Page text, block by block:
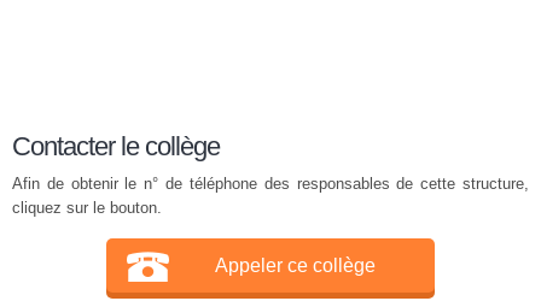
Contacter le collège
Afin de obtenir le n° de téléphone des responsables de cette structure,
cliquez sur le bouton.
Appeler ce collège